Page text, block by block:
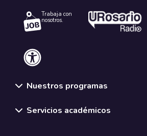
Trabaja con
nosotros.
Nuestros programas
Servicios académicos